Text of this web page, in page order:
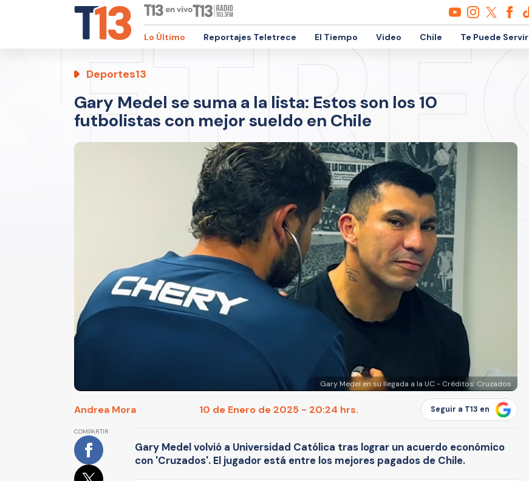
Lo Último Reportajes Teletrece El Tiempo Video Chile Te Puede Servir
Deportes13
Gary Medel se suma a la lista: Estos son los 10
futbolistas con mejor sueldo en Chile
Gary Medel en su llegada a la UC - Créditos: Cruzados
Andrea Mora 10 de Enero de 2025 - 20:24 hrs. Seguir a T13 en
COMPARTIR
Gary Medel volvió a Universidad Católica tras lograr un acuerdo económico
con 'Cruzados'. El jugador está entre los mejores pagados de Chile.